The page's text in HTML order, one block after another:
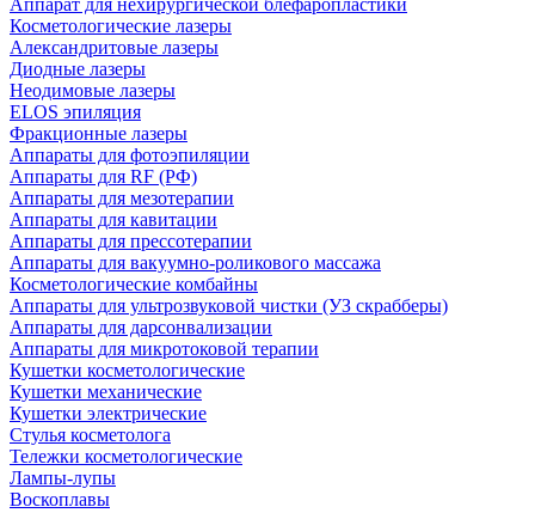
Аппарат для нехирургической блефаропластики
Косметологические лазеры
Александритовые лазеры
Диодные лазеры
Неодимовые лазеры
ELOS эпиляция
Фракционные лазеры
Аппараты для фотоэпиляции
Аппараты для RF (РФ)
Аппараты для мезотерапии
Аппараты для кавитации
Аппараты для прессотерапии
Аппараты для вакуумно-роликового массажа
Косметологические комбайны
Аппараты для ультрозвуковой чистки (УЗ скрабберы)
Аппараты для дарсонвализации
Аппараты для микротоковой терапии
Кушетки косметологические
Кушетки механические
Кушетки электрические
Стулья косметолога
Тележки косметологические
Лампы-лупы
Воскоплавы